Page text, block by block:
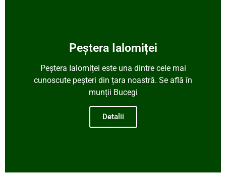
Peștera Ialomiței
Peștera Ialomiței este una dintre cele mai
cunoscute peșteri din țara noastră. Se află în
munții Bucegi
Detalii